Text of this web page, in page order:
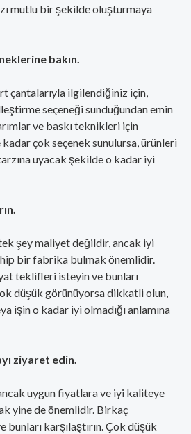
mutlu bir şekilde oluşturmaya
bakın.
çantalarıyla ilgilendiğiniz için,
seçeneği sunduğundan emin
ve baskı teknikleri için
çok seçenek sunulursa, ürünleri
uyacak şekilde o kadar iyi
şey maliyet değildir, ancak iyi
bir fabrika bulmak önemlidir.
teklifleri isteyin ve bunları
düşük görünüyorsa dikkatli olun,
işin o kadar iyi olmadığı anlamına
ziyaret edin.
uygun fiyatlara ve iyi kaliteye
yine de önemlidir. Birkaç
karşılaştırın. Çok düşük